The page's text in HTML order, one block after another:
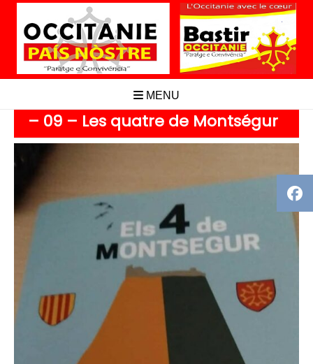
Aller
contenu
MENU
– 09 – Les quatre de Montségur